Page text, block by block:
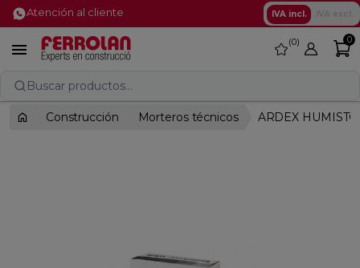
Atención al cliente IVA incl.
 favorite
0 0
Buscar productos...
Construcción Morteros técnicos ARDEX